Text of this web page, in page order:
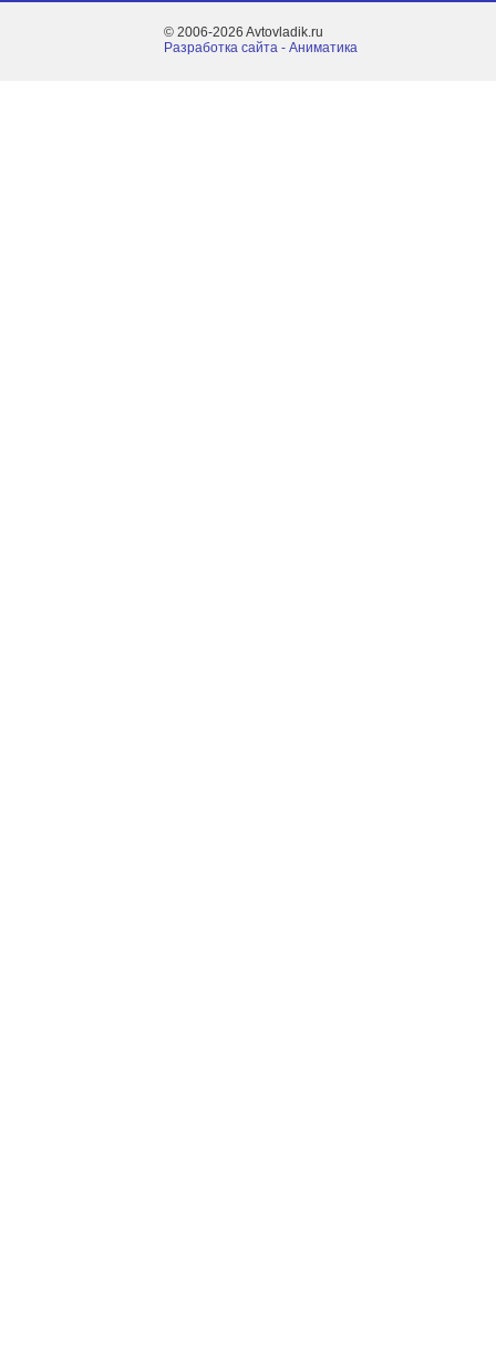
© 2006-2026 Avtovladik.ru
Разработка сайта - Aниматика